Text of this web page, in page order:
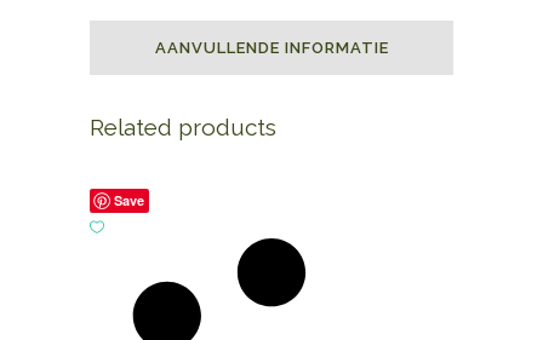
AANVULLENDE INFORMATIE
Related products
Save